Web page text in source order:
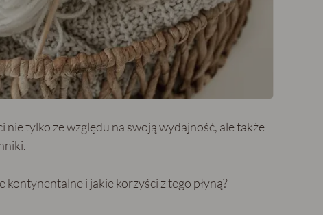
tylko ze względu na swoją wydajność, ale także
i jakie korzyści z tego płyną?